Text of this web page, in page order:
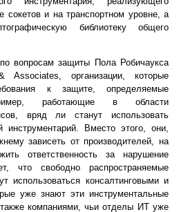
сокетов и на транспортном уровне, а
библиотеку общего
вопросам защиты Пола Робичаукса
организации, которые
к защите, определяемые
работающие в области
вряд ли станут использовать
инструментарий. Вместо этого, они,
зависеть от производителей, на
ответственность за нарушение
что свободно распространяемые
использоваться консалтинговыми и
уже знают эти инструментальные
компаниями, чьи отделы ИТ уже